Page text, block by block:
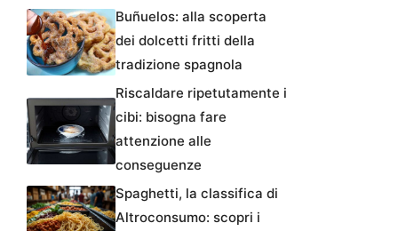
Buñuelos: alla scoperta
dei dolcetti fritti della
tradizione spagnola
Riscaldare ripetutamente i
cibi: bisogna fare
attenzione alle
conseguenze
Spaghetti, la classifica di
Altroconsumo: scopri i